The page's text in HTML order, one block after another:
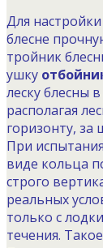
Для настройки
блесне
тройник
ушку
леску блесны
располагая
горизонту, за
При
виде кольца
строго
реальных
только с
течения.